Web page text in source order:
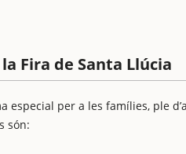
Fira de Santa Llúcia
especial per a les famílies, ple
són: